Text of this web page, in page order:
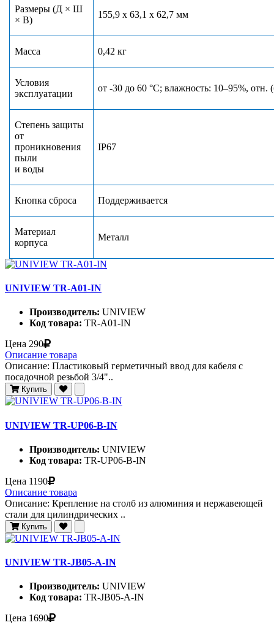
Размеры (Д × Ш
× В)
155,9 x 63,1 x 62,7 мм
Масса 0,42 кг
Условия
эксплуатации
от -30 до 60 °С; влажность: 10–95%, отн.
Степень защиты
от
проникновения
пыли
и воды
IP67
Кнопка сброса Поддерживается
Материал
корпуса
Металл
UNIVIEW TR-A01-IN
Производитель: UNIVIEW
Код товара: TR-A01-IN
Цена 290
Описание товара
Описание: Пластиковый герметичный ввод для кабеля с
посадочной резьбой 3/4"..
Купить
UNIVIEW TR-UP06-B-IN
Производитель: UNIVIEW
Код товара: TR-UP06-B-IN
Цена 1190
Описание товара
Описание: Крепление на столб из алюминия и нержавеющей
стали для цилиндрических ..
Купить
UNIVIEW TR-JB05-A-IN
Производитель: UNIVIEW
Код товара: TR-JB05-A-IN
Цена 1690